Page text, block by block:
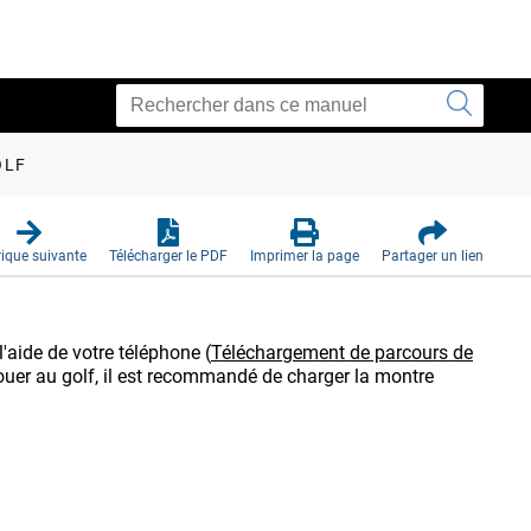
suivante Télécharger le PDF Imprimer la page Partager un lien
de votre téléphone (Téléchargement de parcours de
au golf, il est recommandé de charger la montre